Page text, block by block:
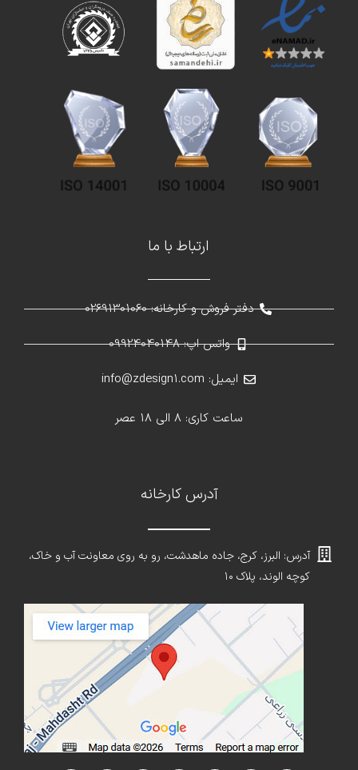
ارتباط با ما
دفتر فروش و کارخانه: 02691301060
واتس اپ: 09924040148
ایمیل: info@zdesign1.com
ساعت کاری: 8 الی 18 عصر
آدرس کارخانه
آدرس: البرز، کرج، جاده ماهدشت، رو به روی معاونت آب و خاک،
کوچه الوند، پلاک ۱۰